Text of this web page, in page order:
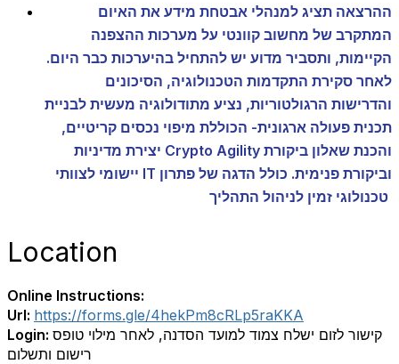
ההרצאה תציג למנהלי אבטחת מידע את האיום
המתקרב של מחשוב קוונטי על מערכות ההצפנה
הקיימות, ותסביר מדוע יש להתחיל בהיערכות כבר היום.
לאחר סקירת התקדמות הטכנולוגיה, הסיכונים
והדרישות הרגולטוריות, נציע מתודולוגיה מעשית לבניית
תכנית פעולה ארגונית- הכוללת מיפוי נכסים קריטיים,
יצירת מדיניות Crypto Agility והכנת שאלון ביקורת
יישומי לצוותי IT וביקורת פנימית. כולל הדגה של פתרון
טכנולוגי זמין לניהול הת
Location
Online Instructions:
Url: https://forms.gle/4hekPm8cRLp5raKKA
Login: קישור לזום ישלח צמוד למועד הסדנה, לאחר מילוי טופס
רישום ותשלום